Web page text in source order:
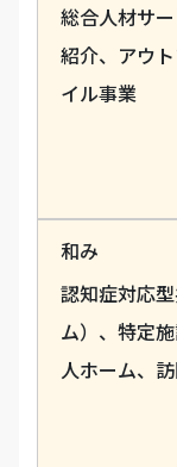
総合人材サ
紹介、アウ
イル事業
和み
認知症対応
ム）、特定
人ホーム、